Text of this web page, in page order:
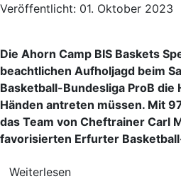
Veröffentlicht: 01. Oktober 2023
Die Ahorn Camp BIS Baskets
beachtlichen Aufholjagd beim
Basketball-Bundesliga ProB
Händen antreten müssen. Mit
das Team von Cheftrainer Carl
favorisierten Erfurter
Weiterlesen